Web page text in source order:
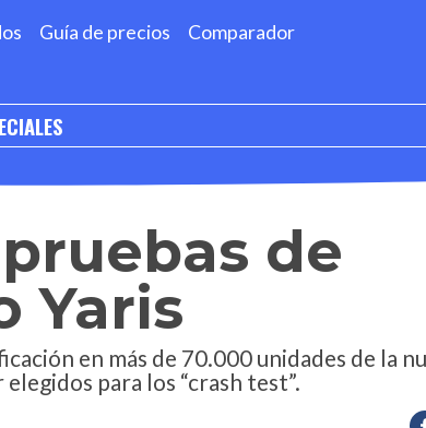
Guía de precios Comparador
de
Yaris
en más de 70.000 unidades de la
para los “crash test”.